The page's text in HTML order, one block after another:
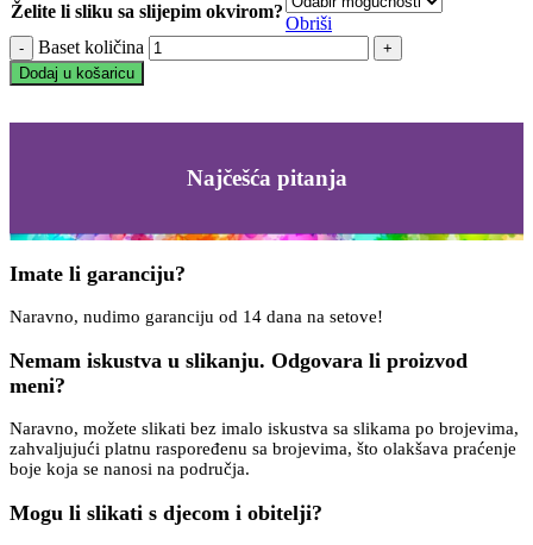
Želite li sliku sa slijepim okvirom?
Obriši
Baset količina
Dodaj u košaricu
Najčešća pitanja
Imate li garanciju?
Naravno, nudimo garanciju od 14 dana na setove!
Nemam iskustva u slikanju. Odgovara li proizvod
meni?
Naravno, možete slikati bez imalo iskustva sa slikama po brojevima,
zahvaljujući platnu raspoređenu sa brojevima, što olakšava praćenje
boje koja se nanosi na područja.
Mogu li slikati s djecom i obitelji?